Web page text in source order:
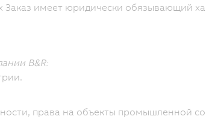
Заказ имеет юридически обязывающий
B&R:
права на объекты промышленной